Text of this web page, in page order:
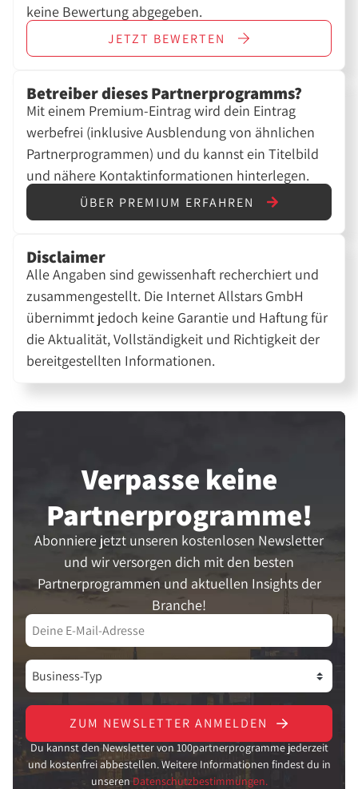
keine Bewertung abgegeben.
JETZT BEWERTEN
Betreiber dieses Partnerprogramms?
Mit einem Premium-Eintrag wird dein Eintrag
werbefrei (inklusive Ausblendung von ähnlichen
Partnerprogrammen) und du kannst ein Titelbild
und nähere Kontaktinformationen hinterlegen.
ÜBER PREMIUM ERFAHREN
Disclaimer
Alle Angaben sind gewissenhaft recherchiert und
zusammengestellt. Die Internet Allstars GmbH
übernimmt jedoch keine Garantie und Haftung für
die Aktualität, Vollständigkeit und Richtigkeit der
bereitgestellten Informationen.
Verpasse keine
Partner­programme!
Abonniere jetzt unseren kostenlosen Newsletter
und wir versorgen dich mit den besten
Partnerprogrammen und aktuellen Insights der
Branche!
ZUM NEWSLETTER ANMELDEN
Du kannst den Newsletter von 100partnerprogramme jederzeit
und kostenfrei abbestellen. Weitere Informationen findest du in
unseren Datenschutzbestimmungen.